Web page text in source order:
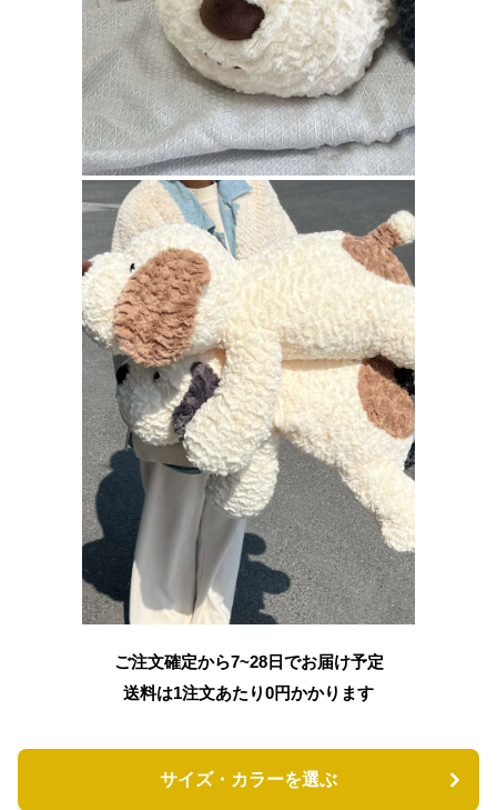
ご注文確定から7~28日でお届け予定
送料は1注文あたり0円かかります
サイズ・カラーを選ぶ